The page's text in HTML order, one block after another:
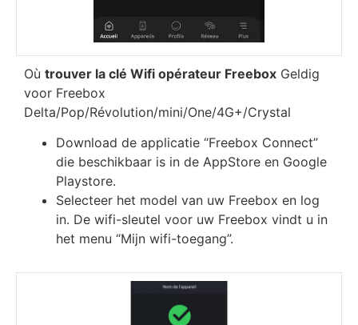
Оù trоuvеr lа сlé Wіfі орérаtеur Frееbох Geldig
voor Freebox
Delta/Pop/Révolution/mini/One/4G+/Crystal
Download de applicatie “Freebox Connect”
die beschikbaar is in de AppStore en Google
Playstore.
Selecteer het model van uw Freebox en log
in. De wifi-sleutel voor uw Freebox vindt u in
het menu “Mijn wifi-toegang”.